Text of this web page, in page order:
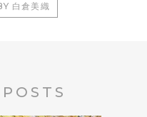
白倉美織